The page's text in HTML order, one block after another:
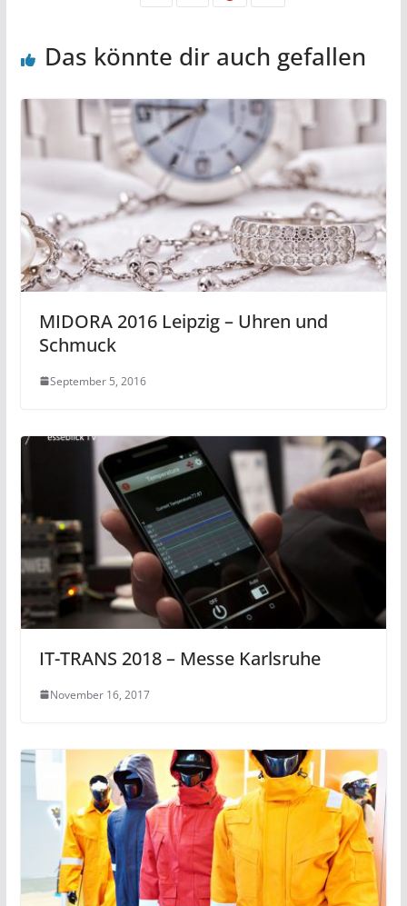
Das könnte dir auch gefallen
MIDORA 2016 Leipzig – Uhren und
Schmuck
September 5, 2016
IT-TRANS 2018 – Messe Karlsruhe
November 16, 2017